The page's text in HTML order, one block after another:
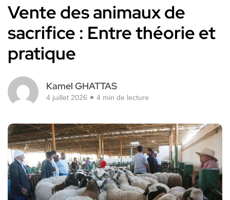
Vente des animaux de
sacrifice : Entre théorie et
pratique
Kamel GHATTAS
4 juillet 2026 4 min de lecture